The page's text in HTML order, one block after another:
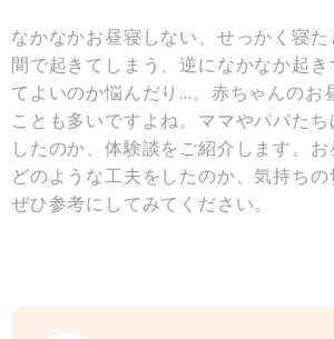
なかなかお昼寝しない、せっかく寝
間で起きてしまう、逆になかなか起
てよいのか悩んだり…。赤ちゃんのお
ことも多いですよね。ママやパパた
したのか、体験談をご紹介します。お
どのような工夫をしたのか、気持ちの
ぜひ参考にしてみてください。